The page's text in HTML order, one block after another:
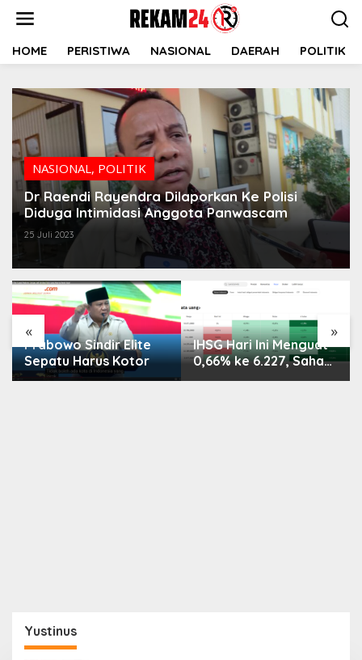
HOME PERISTIWA NASIONAL DAERAH POLITIK
NASIONAL, POLITIK
Dr Raendi Rayendra Dilaporkan Ke Polisi
Diduga Intimidasi Anggota Panwascam
25 Juli 2023
« »
Prabowo Sindir Elite
Sepatu Harus Kotor
IHSG Hari Ini Menguat
0,66% ke 6.227, Saham
Yustinus